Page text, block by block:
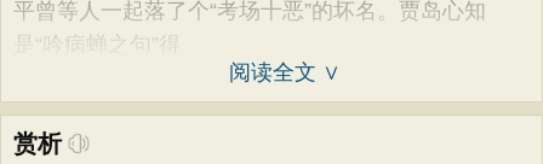
平曾等人一起落了个“考场十恶”的坏名。贾岛心知
是“吟病蝉之句”得
阅读全文 ∨
赏析